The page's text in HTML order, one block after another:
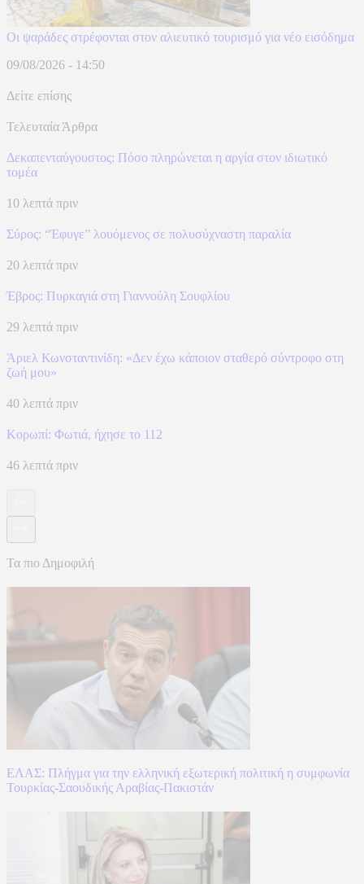
Οι ψαράδες στρέφονται στον αλιευτικό τουρισμό για νέο εισόδημα
09/08/2026 - 14:50
Δείτε επίσης
Τελευταία Άρθρα
Δεκαπενταύγουστος: Πόσο πληρώνεται η αργία στον ιδιωτικό
τομέα
10 λεπτά πριν
Σύρος: “Έφυγε” λουόμενος σε πολυσύχναστη παραλία
20 λεπτά πριν
Έβρος: Πυρκαγιά στη Γιαννούλη Σουφλίου
29 λεπτά πριν
Άριελ Κωνσταντινίδη: «Δεν έχω κάποιον σταθερό σύντροφο στη
ζωή μου»
40 λεπτά πριν
Κορωπί: Φωτιά, ήχησε το 112
46 λεπτά πριν
Τα πιο Δημοφιλή
ΕΛΑΣ: Πλήγμα για την ελληνική εξωτερική πολιτική η συμφωνία
Τουρκίας-Σαουδικής Αραβίας-Πακιστάν